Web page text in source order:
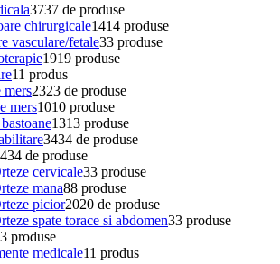
3737 de produse
chirurgicale1414 produse
vasculare/fetale33 produse
1919 produse
11 produs
2323 de produse
mers1010 produse
1313 produse
3434 de produse
34 de produse
cervicale33 produse
mana88 produse
picior2020 de produse
spate torace si abdomen33 produse
3 produse
medicale11 produs